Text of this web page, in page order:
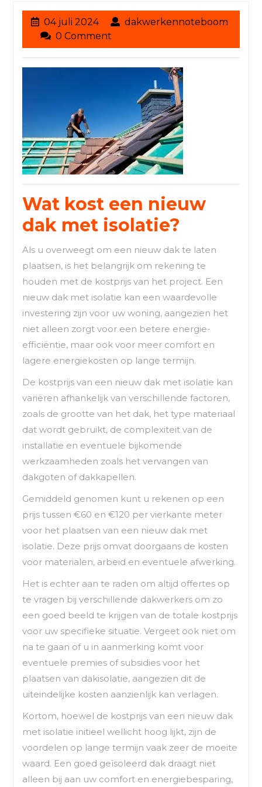
04 juli 202404
juli
2024
dakwerkennoteboom
dakwerkennoteboom
0 Comment
Wat kost een nieuw
dak met isolatie?
Als u overweegt om een nieuw dak te laten
plaatsen, is het belangrijk om rekening te
houden met de kostprijs van het project. Een
nieuw dak met isolatie kan een waardevolle
investering zijn voor uw woning, aangezien het
niet alleen zorgt voor een betere energie-
efficiëntie, maar ook voor meer comfort en
lagere energiekosten op lange termijn.
De kostprijs van een nieuw dak met isolatie kan
variëren afhankelijk van verschillende factoren,
zoals de grootte van het dak, het type materiaal
dat wordt gebruikt, de complexiteit van de
installatie en eventuele bijkomende
werkzaamheden zoals het vervangen van
dakgoten of dakkapellen.
Gemiddeld genomen kunt u rekenen op een
prijs tussen €60 en €120 per vierkante meter
voor het plaatsen van een nieuw dak met
isolatie. Deze prijs omvat doorgaans de kosten
voor materialen, arbeid en eventuele afwerking.
Het is echter aan te raden om altijd offertes op
te vragen bij verschillende dakwerkers om zo
een goed beeld te krijgen van de totale kostprijs
voor uw specifieke situatie. Vergeet ook niet om
na te gaan of u in aanmerking komt voor
eventuele premies of subsidies voor het
plaatsen van dakisolatie, aangezien dit de
uiteindelijke kosten aanzienlijk kan verlagen.
Kortom, hoewel de kostprijs van een nieuw dak
met isolatie initieel wellicht hoog lijkt, zijn de
voordelen op lange termijn vaak zeer de moeite
waard. Een goed geïsoleerd dak draagt niet
alleen bij aan uw comfort en energiebesparing,